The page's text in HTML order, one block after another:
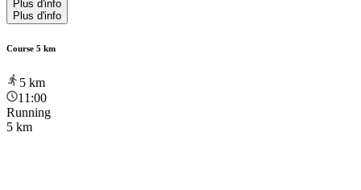
Plus d'info
Plus d'info
Course 5 km
5 km
11:00
Running
5 km